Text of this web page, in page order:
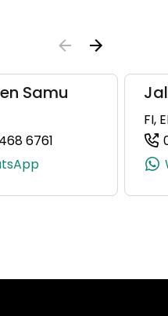
+358 50 421 0408)
Samu
6761
FI,